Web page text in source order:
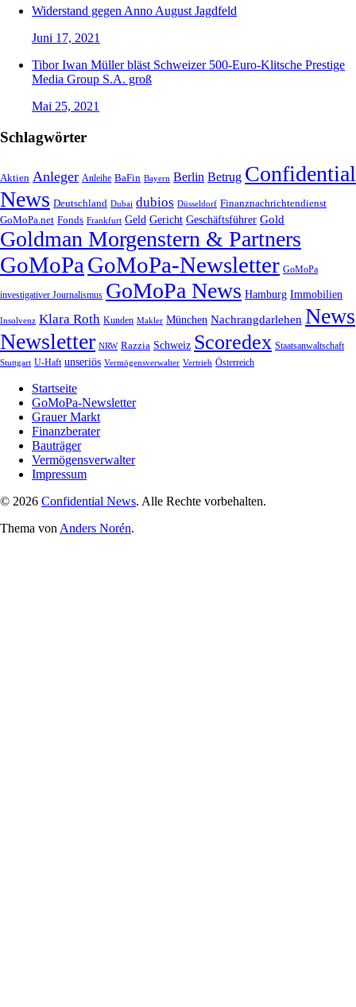
Widerstand gegen Anno August Jagdfeld
Juni 17, 2021
Tibor Iwan Müller bläst Schweizer 500-Euro-Klitsche Prestige
Media Group S.A. groß
Mai 25, 2021
Schlagwörter
Aktien Anleger Anleihe BaFin Bayern Berlin Betrug Confidential
News Deutschland Dubai dubios Düsseldorf Finanznachrichtendienst
GoMoPa.net Fonds Frankfurt Geld Gericht Geschäftsführer Gold
Goldman Morgenstern & Partners
GoMoPa GoMoPa-Newsletter GoMoPa
investigativer Journalismus GoMoPa News Hamburg Immobilien
Insolvenz Klara Roth Kunden Makler München Nachrangdarlehen News
Newsletter NRW Razzia Schweiz Scoredex Staatsanwaltschaft
Stuttgart U-Haft unseriös Vermögensverwalter Vertrieb Österreich
Startseite
GoMoPa-Newsletter
Grauer Markt
Finanzberater
Bauträger
Vermögensverwalter
Impressum
© 2026 Confidential News. Alle Rechte vorbehalten.
Thema von Anders Norén.